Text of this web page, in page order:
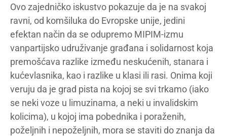
Ovo zajedničko iskustvo pokazuje da je na svakoj
ravni, od komšiluka do Evropske unije, jedini
efektan način da se odupremo MIPIM-izmu
vanpartijsko udruživanje građana i solidarnost koja
premošćava razlike između neskućenih, stanara i
kućevlasnika, kao i razlike u klasi ili rasi. Onima koji
veruju da je grad pista na kojoj se svi trkamo (iako
se neki voze u limuzinama, a neki u invalidskim
kolicima), u kojoj ima pobednika i poraženih,
poželjnih i nepoželjnih, mora se staviti do znanja da